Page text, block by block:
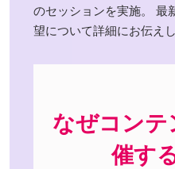
のセッションを実施。 最
望について詳細にお伝えし
なぜコンテ
催す